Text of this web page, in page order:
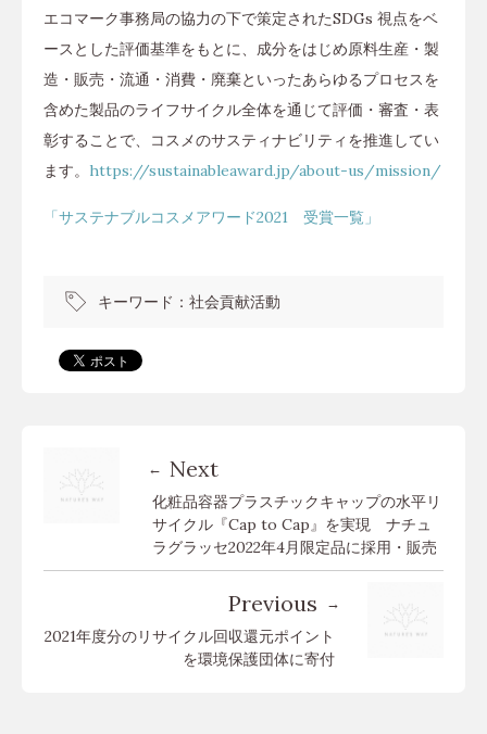
エコマーク事務局の協力の下で策定されたSDGs 視点をベ
ースとした評価基準をもとに、成分をはじめ原料生産・製
造・販売・流通・消費・廃棄といったあらゆるプロセスを
含めた製品のライフサイクル全体を通じて評価・審査・表
彰することで、コスメのサスティナビリティを推進してい
ます。 https://sustainableaward.jp/about-us/mission/
「サステナブルコスメアワード2021 受賞一覧」
キーワード： 社会貢献活動
Next
化粧品容器プラスチックキャップの水平リ
サイクル『Cap to Cap』を実現 ナチュ
ラグラッセ2022年4月限定品に採用・販売
Previous
2021年度分のリサイクル回収還元ポイント
を環境保護団体に寄付